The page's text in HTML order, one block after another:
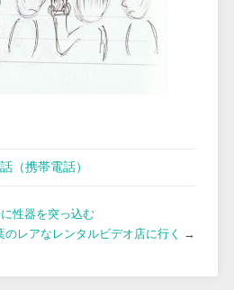
（携帯電話）
性器を突っ込む
のレアなレンタルビデオ店に行く →